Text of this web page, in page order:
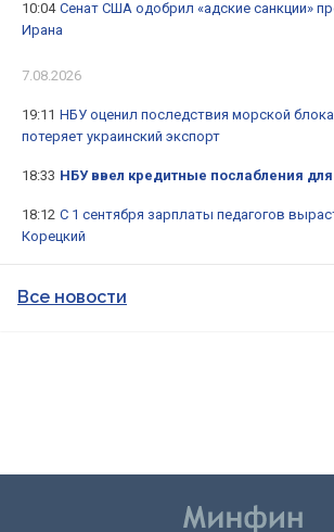
10:04 Сенат США одобрил «адские санкции»
Ирана
7.08.2026
19:11 НБУ оценил последствия морской
потеряет украинский экспорт
18:33 НБУ ввел кредитные послабления
18:12 С 1 сентября зарплаты педагогов
Корецкий
Все новости